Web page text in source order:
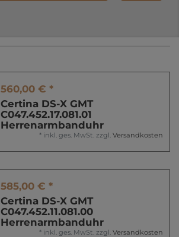
560,00 € *
Certina DS-X GMT
C047.452.17.081.01
Herrenarmbanduhr
* inkl. ges. MwSt. zzgl. Versandkosten
585,00 € *
Certina DS-X GMT
C047.452.11.081.00
Herrenarmbanduhr
* inkl. ges. MwSt. zzgl. Versandkosten